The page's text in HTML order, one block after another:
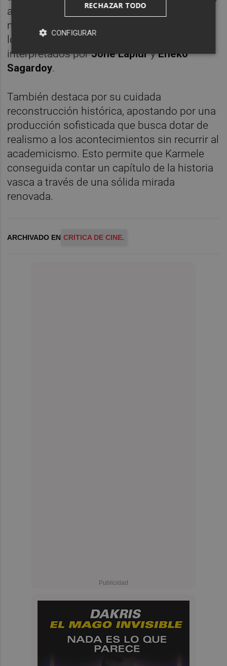
algo que le envuelve en un aura de
modernidad que conecta con el espíritu de
los propios personajes, estupendamente
interpretados porJone LapiuryEneko
Sagardoy.
También destaca por su cuidada
reconstrucción histórica, apostando por una
producción sofisticada que busca dotar de
realismo a los acontecimientos sin recurrir al
academicismo. Esto permite que Karmele
conseguida contar un capítulo de la historia
vasca a través de una sólida mirada
renovada.
ARCHIVADO EN CRITICA DE CINE.
RECHAZAR TODO
CONFIGURAR